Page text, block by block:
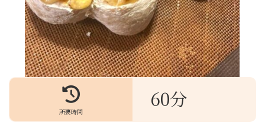
所要時間
60分